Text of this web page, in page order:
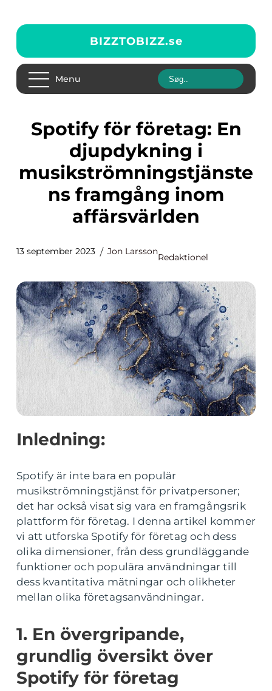
BIZZTOBIZZ.se
Menu
Spotify för företag: En
djupdykning i
musikströmningstjänste
ns framgång inom
affärsvärlden
13 september 2023 Jon Larsson
Redaktionel
Inledning:
Spotify är inte bara en populär
musikströmningstjänst för privatpersoner;
det har också visat sig vara en framgångsrik
plattform för företag. I denna artikel kommer
vi att utforska Spotify för företag och dess
olika dimensioner, från dess grundläggande
funktioner och populära användningar till
dess kvantitativa mätningar och olikheter
mellan olika företagsanvändningar.
1. En övergripande,
grundlig översikt över
Spotify för företag